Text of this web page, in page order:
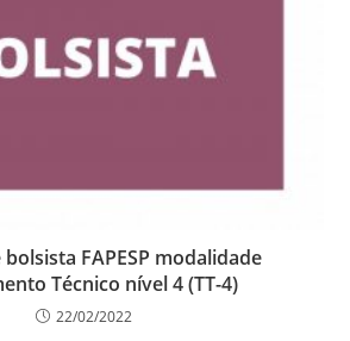
bolsista FAPESP modalidade
Técnico nível 4 (TT-4)
22/02/2022